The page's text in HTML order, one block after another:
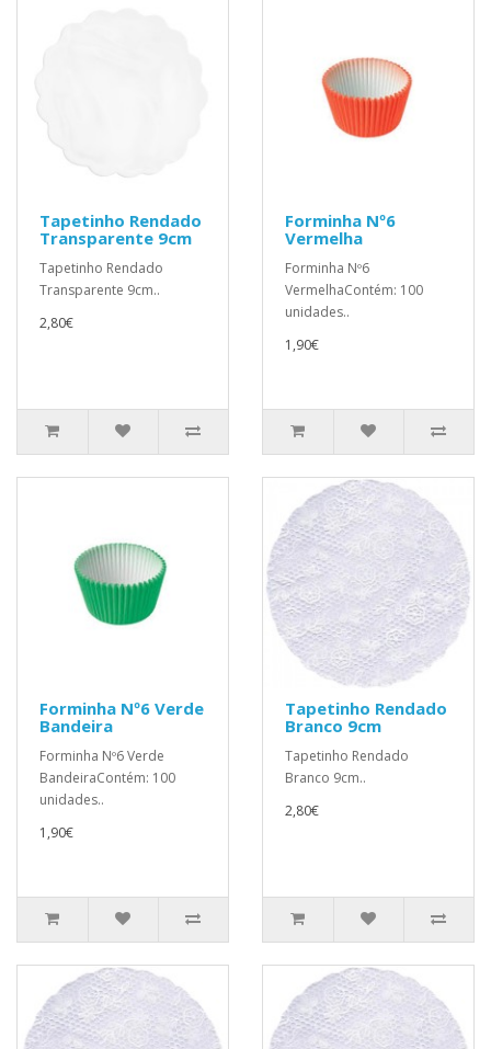
Tapetinho Rendado
Transparente 9cm
Tapetinho Rendado
Transparente 9cm..
2,80€
Forminha Nº6
Vermelha
Forminha Nº6
VermelhaContém: 100
unidades..
1,90€
Forminha Nº6 Verde
Bandeira
Forminha Nº6 Verde
BandeiraContém: 100
unidades..
1,90€
Tapetinho Rendado
Branco 9cm
Tapetinho Rendado
Branco 9cm..
2,80€